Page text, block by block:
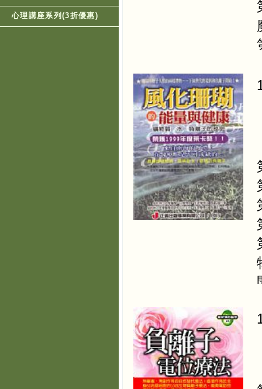
心理講座系列(3折優惠)